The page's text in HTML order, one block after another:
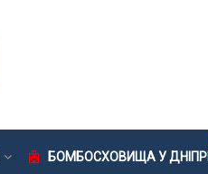
БОМБОСХОВИЩА У ДНІПРІ